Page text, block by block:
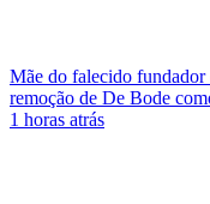
Mãe do falecido fundador
remoção de De Bode
1 horas atrás